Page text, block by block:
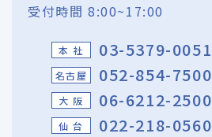
受付時間 8:00~17:00
本 社 03-5379-0051
名古屋 052-854-7500
大 阪 06-6212-2500
仙 台 022-218-0560